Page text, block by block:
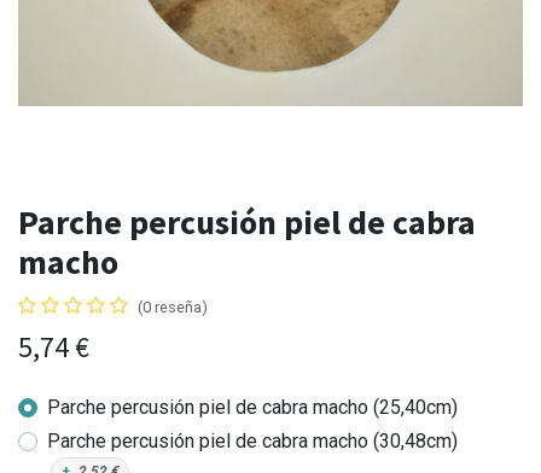
Parche percusión piel de cabra
macho
(0 reseña)
5,74 €
Parche percusión piel de cabra macho (25,40cm)
Parche percusión piel de cabra macho (30,48cm)